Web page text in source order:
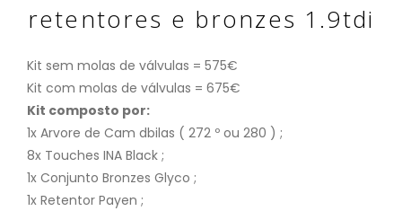
retentores e bronzes 1.9tdi
Kit sem molas de válvulas = 575€
Kit com molas de válvulas = 675€
Kit composto por:
1x Arvore de Cam dbilas ( 272 º ou 280 ) ;
8x Touches INA Black ;
1x Conjunto Bronzes Glyco ;
1x Retentor Payen ;